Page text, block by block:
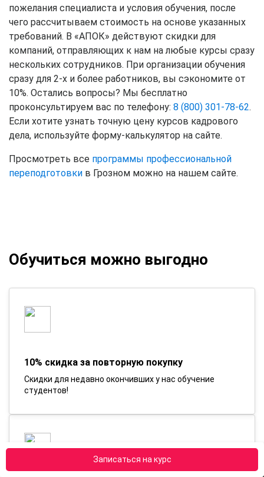
Записаться на курс
пожелания специалиста и условия обучения, после
чего рассчитываем стоимость на основе указанных
требований. В «АПОК» действуют скидки для
компаний, отправляющих к нам на любые курсы сразу
нескольких сотрудников. При организации обучения
сразу для 2-х и более работников, вы сэкономите от
10%. Остались вопросы? Мы бесплатно
проконсультируем вас по телефону: 8 (800) 301-78-62.
Если хотите узнать точную цену курсов кадрового
дела, используйте форму-калькулятор на сайте.
Просмотреть все программы профессиональной
переподготовки в Грозном можно на нашем сайте.
Обучиться можно выгодно
10% скидка за повторную покупку
Скидки для недавно окончивших у нас обучение
студентов!